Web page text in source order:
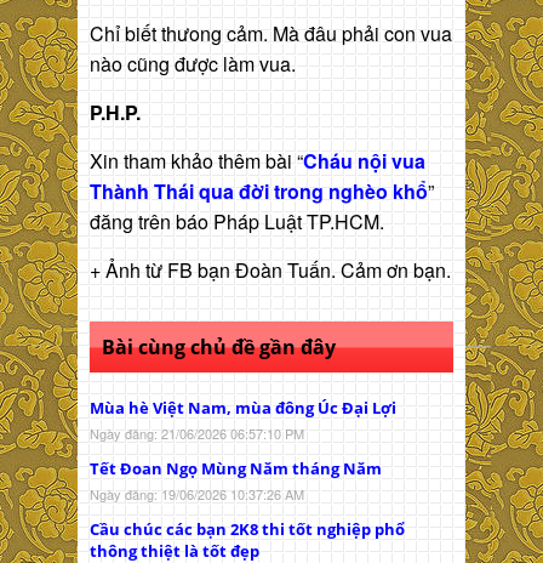
Chỉ biết thưong cảm. Mà đâu phải con vua
nào cũng được làm vua.
P.H.P.
Xin tham khảo thêm bài “Cháu nội vua
Thành Thái qua đời trong nghèo khổ”
đăng trên báo Pháp Luật TP.HCM.
+ Ảnh từ FB bạn Đoàn Tuấn. Cảm ơn bạn.
Bài cùng chủ đề gần đây
Mùa hè Việt Nam, mùa đông Úc Đại Lợi
Ngày đăng: 21/06/2026 06:57:10 PM
Tết Đoan Ngọ Mùng Năm tháng Năm
Ngày đăng: 19/06/2026 10:37:26 AM
Cầu chúc các bạn 2K8 thi tốt nghiệp phổ
thông thiệt là tốt đẹp